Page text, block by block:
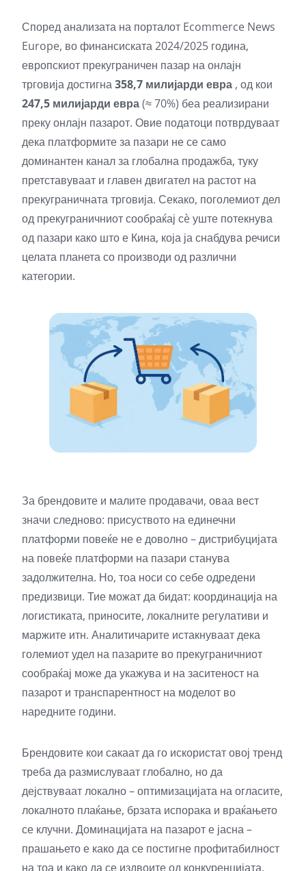
Според анализата на порталот Ecommerce News
Europe, во финансиската 2024/2025 година,
европскиот прекуграничен пазар на онлајн
трговија достигна358,7 милијарди евра , од кои
247,5 милијарди евра(≈ 70%) беа реализирани
преку онлајн пазарот. Овие податоци потврдуваат
дека платформите за пазари не се само
доминантен канал за глобална продажба, туку
претставуваат и главен двигател на растот на
прекуграничната трговија. Секако, поголемиот дел
од прекуграничниот сообраќај сè уште потекнува
од пазари како што е Кина, која ја снабдува речиси
целата планета со производи од различни
категории.
За брендовите и малите продавачи, оваа вест
значи следново: присуството на единечни
платформи повеќе не е доволно – дистрибуцијата
на повеќе платформи на пазари станува
задолжителна. Но, тоа носи со себе одредени
предизвици. Тие можат да бидат: координација на
логистиката, приносите, локалните регулативи и
маржите итн. Аналитичарите истакнуваат дека
големиот удел на пазарите во прекуграничниот
сообраќај може да укажува и на заситеност на
пазарот и транспарентност на моделот во
наредните години.
Брендовите кои сакаат да го искористат овој тренд
треба да размислуваат глобално, но да
дејствуваат локално – оптимизацијата на огласите,
локалното плаќање, брзата испорака и враќањето
се клучни. Доминацијата на пазарот е јасна –
прашањето е како да се постигне профитабилност
на тоа и како да се издвоите од конкуренцијата.